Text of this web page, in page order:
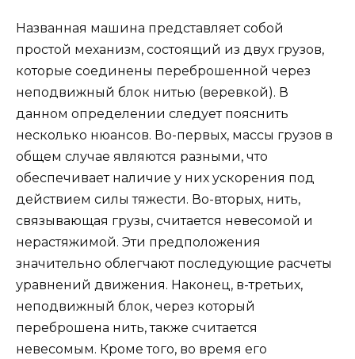
Названная машина представляет собой
простой механизм, состоящий из двух грузов,
которые соединены переброшенной через
неподвижный блок нитью (веревкой). В
данном определении следует пояснить
несколько нюансов. Во-первых, массы грузов в
общем случае являются разными, что
обеспечивает наличие у них ускорения под
действием силы тяжести. Во-вторых, нить,
связывающая грузы, считается невесомой и
нерастяжимой. Эти предположения
значительно облегчают последующие расчеты
уравнений движения. Наконец, в-третьих,
неподвижный блок, через который
переброшена нить, также считается
невесомым. Кроме того, во время его